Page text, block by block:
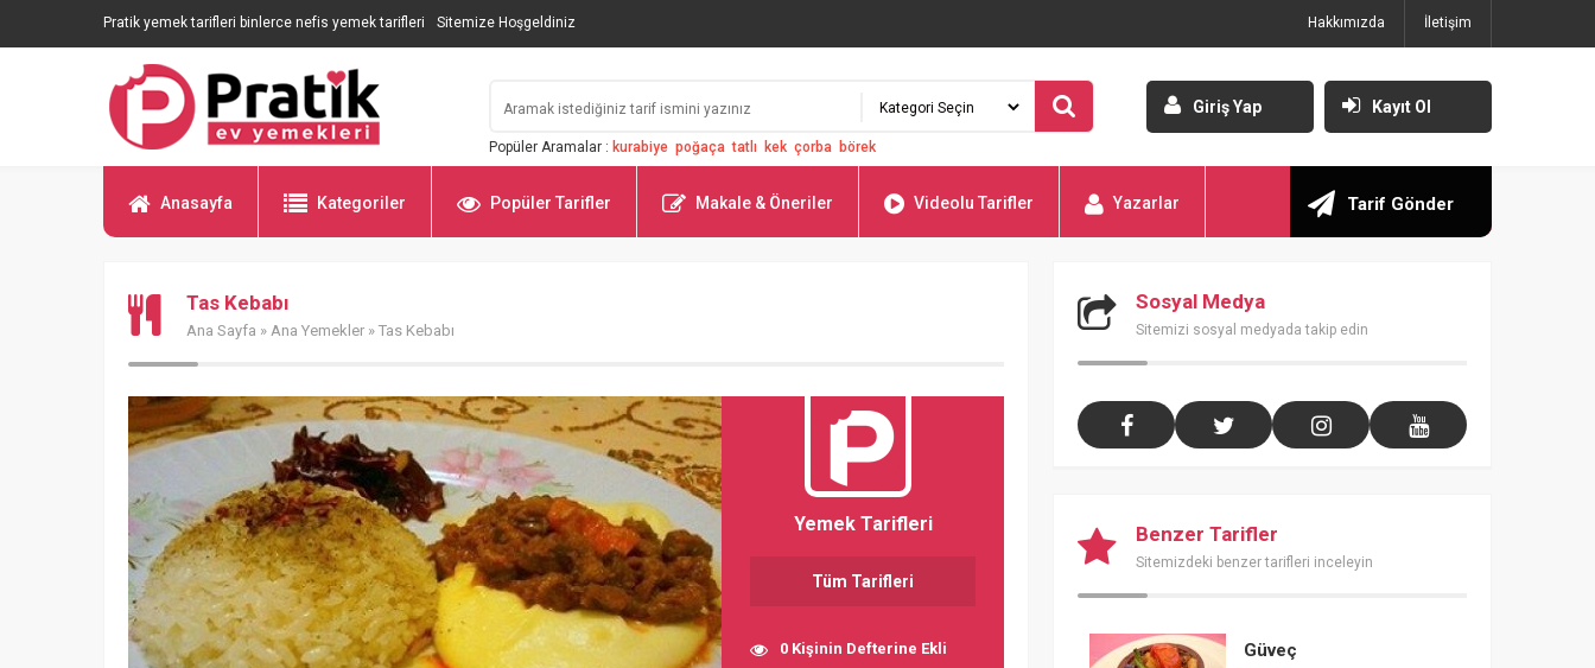
Pratik yemek tarifleri binlerce nefis yemek tarifleri Sitemize Hoşgeldiniz Hakkımızda İletişim
Popüler Aramalar : kurabiye poğaça tatlı kek çorba börek
Giriş Yap Kayıt Ol
Anasayfa Kategoriler Popüler Tarifler Makale & Öneriler Videolu Tarifler Yazarlar Tarif Gönder
Tas Kebabı
Ana Sayfa » Ana Yemekler » Tas Kebabı
Yemek Tarifleri
Tüm Tarifleri
0 Kişinin Defterine Ekli
Sosyal Medya
Sitemizi sosyal medyada takip edin
Benzer Tarifler
Sitemizdeki benzer tarifleri inceleyin
Güveç